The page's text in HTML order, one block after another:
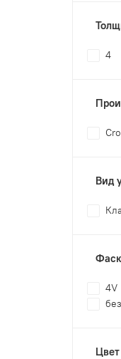
4
Вид
4V
Цвет